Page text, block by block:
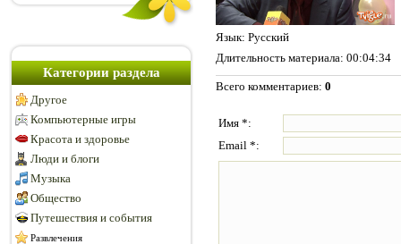
Категории раздела
Другое
Компьютерные игры
Красота и здоровье
Люди и блоги
Музыка
Общество
Путешествия и события
Развлечения
Язык: Русский
Длительность материала: 00:04:34
Всего комментариев: 0
Имя *:
Email *: